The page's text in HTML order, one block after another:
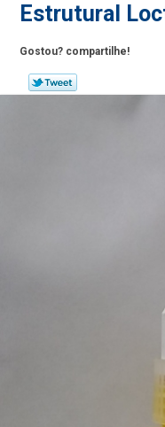
Estrutural
Gostou? compartilhe!